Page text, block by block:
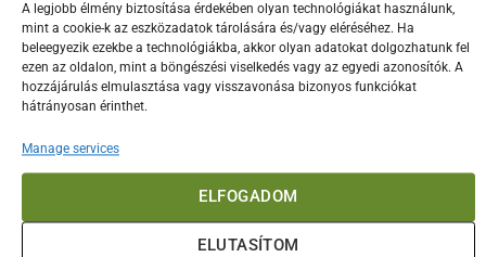
A legjobb élmény biztosítása érdekében olyan technológiákat használunk,
mint a cookie-k az eszközadatok tárolására és/vagy eléréséhez. Ha
beleegyezik ezekbe a technológiákba, akkor olyan adatokat dolgozhatunk fel
ezen az oldalon, mint a böngészési viselkedés vagy az egyedi azonosítók. A
hozzájárulás elmulasztása vagy visszavonása bizonyos funkciókat
hátrányosan érinthet.
Manage services
ELFOGADOM
ELUTASÍTOM
Előnyök részletezése
A BGE faszéntartó zsák használatával egyszerűen és
hatékonyan tárolhatod a faszénedet. A zsák anyaga
nemcsak tartós, de vízálló is, így biztosítva, hogy a faszén
hogy elegendő faszént tárolj akár egy nagyobb grillpartihoz
is. Az állítható vállpántnak köszönhetően könnyedén
viheted magaddal bárhová, legyen az egy kerti sütögetés
vagy egy hosszabb kempingezés.